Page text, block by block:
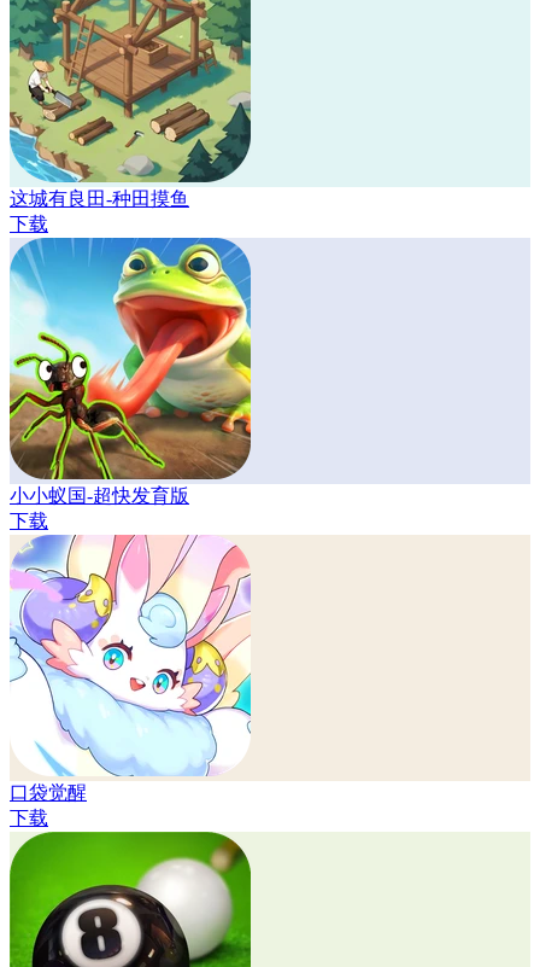
这城有良田-种田摸鱼
下载
小小蚁国-超快发育版
下载
口袋觉醒
下载